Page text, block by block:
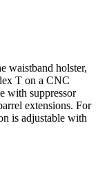
waistband holster,
T on a CNC
with suppressor
extensions. For
is adjustable with